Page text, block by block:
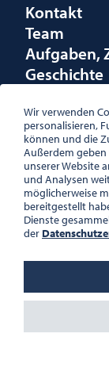
Kontakt
Team
Aufgaben,
Geschichte
Logo
ÖSTERREICHISCHE
GESELLSCHAFT FÜR
PALAIS WILCZEK,
ZVR-NR.: 508018443
16:00 UHR, FR 10:00
Wir verwenden
personalisieren,
können und die
Außerdem
unserer Website
und Analysen
möglicherweise
bereitgestellt
Dienste
der